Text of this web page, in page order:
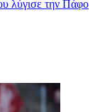
λύγισε την Πάφο